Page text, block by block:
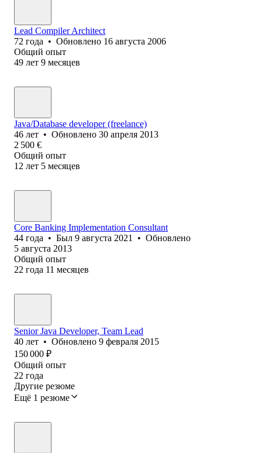
Lead Compiler Architect
72 года • Обновлено 16 августа 2006
Общий опыт
49 лет 9 месяцев
Java/Database developer (freelance)
46 лет • Обновлено 30 апреля 2013
2 500 €
Общий опыт
12 лет 5 месяцев
Core Banking Implementation Consultant
44 года • Был 9 августа 2021 • Обновлено
5 августа 2013
Общий опыт
22 года 11 месяцев
Senior Java Developer, Team Lead
40 лет • Обновлено 9 февраля 2015
150 000 ₽
Общий опыт
22 года
Другие резюме
Ещё 1 резюме